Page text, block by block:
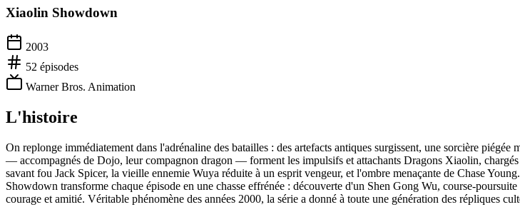
Xiaolin Showdown
2003
52 épisodes
Warner Bros. Animation
L'histoire
On replonge immédiatement dans l'adrénaline des batailles : des artefacts antiques surgissent, une sorcière
— accompagnés de Dojo, leur compagnon dragon — forment les impulsifs et attachants Dragons Xiaolin,
savant fou Jack Spicer, la vieille ennemie Wuya réduite à un esprit vengeur, et l'ombre menaçante de Chase
Showdown transforme chaque épisode en une chasse effrénée : découverte d'un Shen Gong Wu, course-
courage et amitié. Véritable phénomène des années 2000, la série a donné à toute une génération des répliques